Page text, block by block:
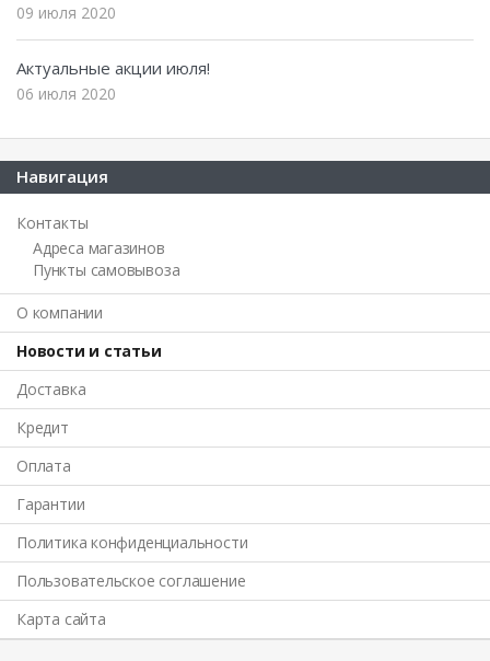
09 июля 2020
Актуальные акции июля!
06 июля 2020
Навигация
Контакты
Адреса магазинов
Пункты самовывоза
О компании
Новости и статьи
Доставка
Кредит
Оплата
Гарантии
Политика конфиденциальности
Пользовательское соглашение
Карта сайта